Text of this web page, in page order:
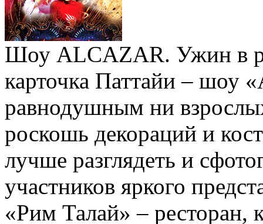
Шоу ALCAZAR. Ужин в
карточка Паттайи – шоу
равнодушным ни
роскошь декораций и
лучше разглядеть и
участников яркого
«Рим Талай» – ресторан,